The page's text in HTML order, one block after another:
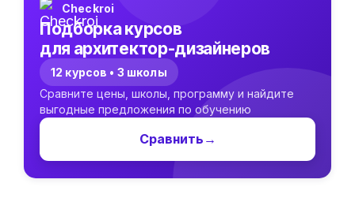
Checkroi
Подборка курсов
для архитектор-дизайнеров
12 курсов • 3 школы
Сравните цены, школы, программу и найдите
выгодные предложения по обучению
Сравнить →